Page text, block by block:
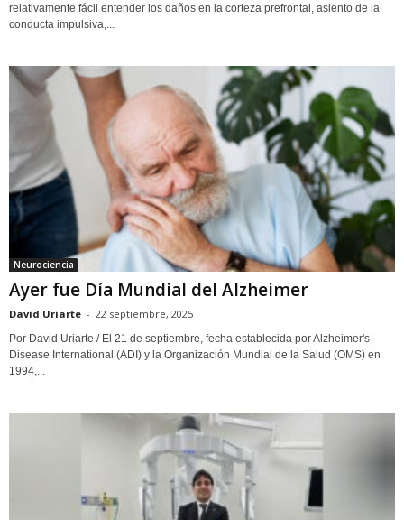
relativamente fácil entender los daños en la corteza prefrontal, asiento de la
conducta impulsiva,...
Neurociencia
Ayer fue Día Mundial del Alzheimer
David Uriarte - 22 septiembre, 2025
Por David Uriarte / El 21 de septiembre, fecha establecida por Alzheimer's
Disease International (ADI) y la Organización Mundial de la Salud (OMS) en
1994,...